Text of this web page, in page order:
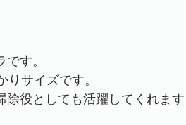
す。
サイズです。
役としても活躍してくれま